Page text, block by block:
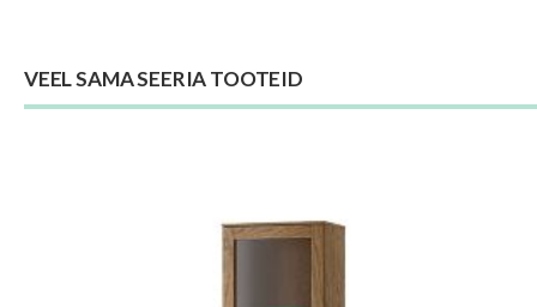
VEEL SAMA SEERIA TOOTEID